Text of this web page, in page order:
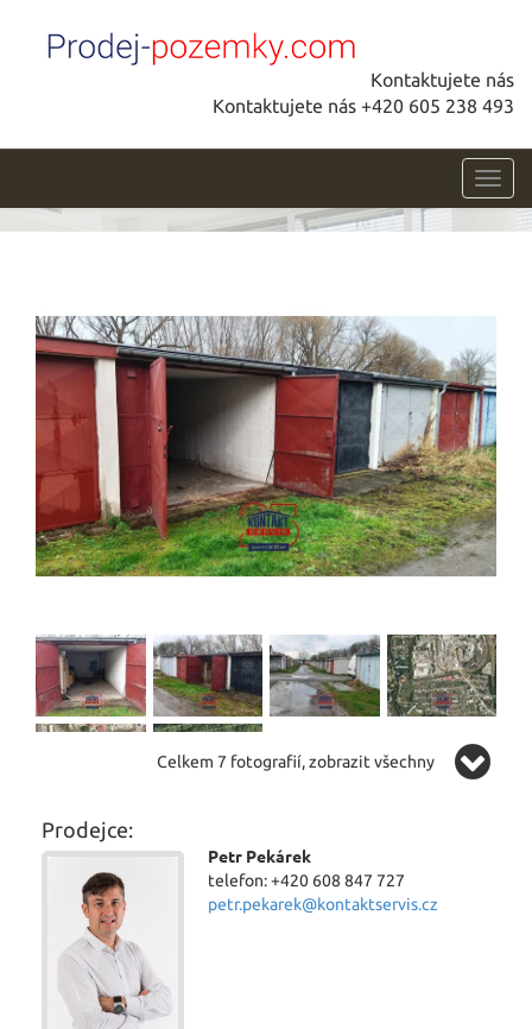
Kontaktujete nás
Kontaktujete nás +420 605 238 493
Celkem 7 fotografií, zobrazit všechny
Prodejce:
Petr Pekárek
telefon: +420 608 847 727
petr.pekarek@kontaktservis.cz